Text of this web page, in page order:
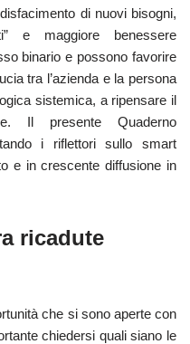
di nuovi bisogni,
e maggiore benessere
binario e possono favorire
tra l’azienda e la persona
sistemica, a ripensare il
Il presente Quaderno
i riflettori sullo smart
e in crescente diffusione in
ricadute
che si sono aperte con
chiedersi quali siano le